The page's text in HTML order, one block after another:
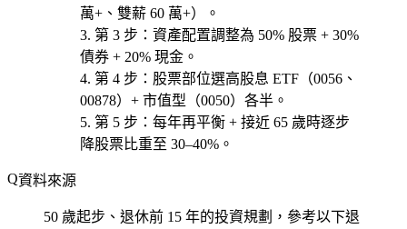
萬+、雙薪 60 萬+）。
第 3 步 ：資產配置調整為 50% 股票 + 30%
債券 + 20% 現金 。
第 4 步 ：股票部位選高股息 ETF（0056、
00878）+ 市值型（0050）各半 。
第 5 步 ：每年再平衡 + 接近 65 歲時逐步
降股票比重至 30–40%。
資料來源
50 歲起步、退休前 15 年的投資規劃，參考以下退